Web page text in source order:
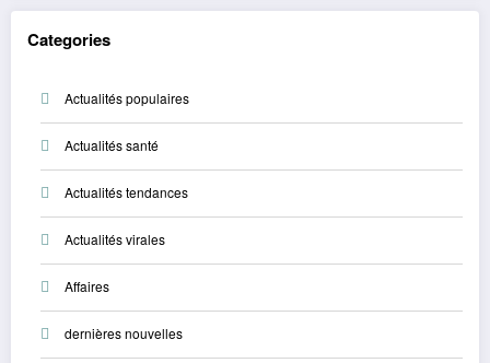
Categories
Actualités populaires
Actualités santé
Actualités tendances
Actualités virales
Affaires
dernières nouvelles